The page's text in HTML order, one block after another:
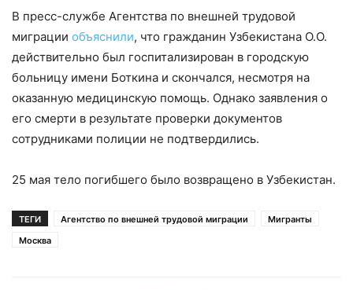
В пресс-службе Агентства по внешней трудовой
миграции объяснили, что гражданин Узбекистана О.О.
действительно был госпитализирован в городскую
больницу имени Боткина и скончался, несмотря на
оказанную медицинскую помощь. Однако заявления о
его смерти в результате проверки документов
сотрудниками полиции не подтвердились.
25 мая тело погибшего было возвращено в Узбекистан.
ТЕГИ Агентство по внешней трудовой миграции
Мигранты
Москва